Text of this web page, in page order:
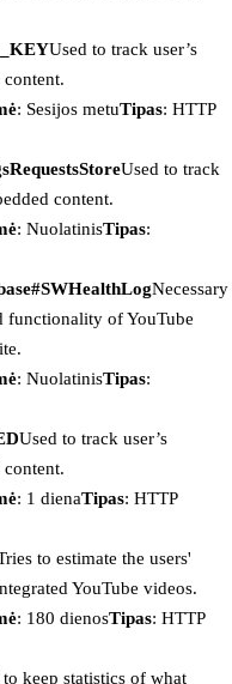
Used to track user’s
: Sesijos metuTipas: HTTP
Used to track
content.
: NuolatinisTipas:
Necessary
functionality of YouTube
: NuolatinisTipas:
Used to track user’s
: 1 dienaTipas: HTTP
to estimate the users'
YouTube videos.
: 180 dienosTipas: HTTP
keep statistics of what